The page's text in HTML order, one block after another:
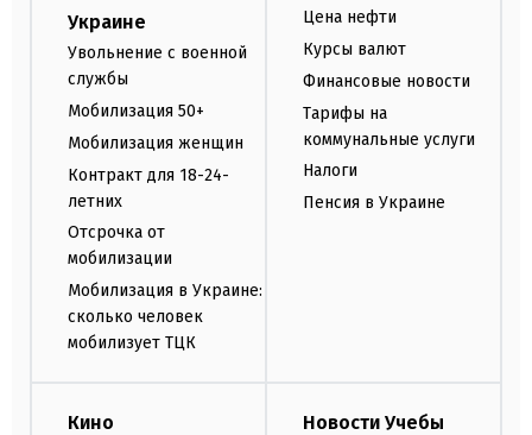
Украине
Увольнение с военной
службы
Мобилизация 50+
Мобилизация женщин
Контракт для 18-24-
летних
Отсрочка от
мобилизации
Мобилизация в Украине:
сколько человек
мобилизует ТЦК
Цена нефти
Курсы валют
Финансовые новости
Тарифы на
коммунальные услуги
Налоги
Пенсия в Украине
Кино Новости Учебы